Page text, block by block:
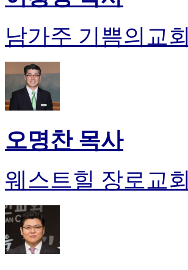
남가주 기쁨의교회
오명찬 목사
웨스트힐 장로교회